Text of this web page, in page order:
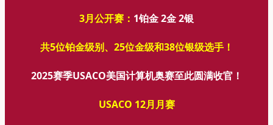
3月公开赛： 1铂金 2金 2银
共5位铂金级别、25位金级和38位银级选手！
2025赛季USACO美国计算机奥赛至此圆满收官！
USACO 12月月赛